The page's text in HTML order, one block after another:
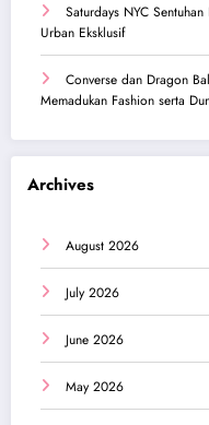
Saturdays NYC
Urban Eksklusif
Converse dan Dragon
Memadukan Fashion serta
Archives
August 2026
July 2026
June 2026
May 2026